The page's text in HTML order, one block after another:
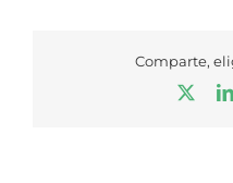
Comparte,